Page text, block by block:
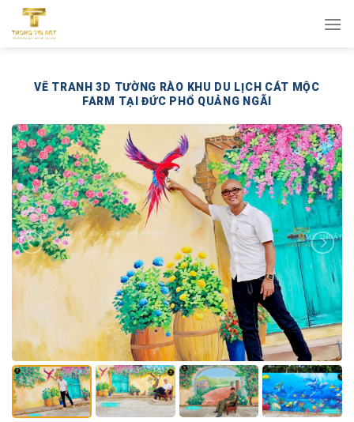
qua
VẼ TRANH 3D TƯỜNG RÀO KHU DU LỊCH CÁT MỘC
FARM TẠI ĐỨC PHỔ QUẢNG NGÃI